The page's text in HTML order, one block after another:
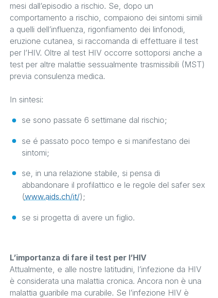
mesi dall’episodio a rischio. Se, dopo un
comportamento a rischio, compaiono dei sintomi simili
a quelli dell’influenza, rigonfiamento dei linfonodi,
eruzione cutanea, si raccomanda di effettuare il test
per l’HIV. Oltre al test HIV occorre sottoporsi anche a
test per altre malattie sessualmente trasmissibili (MST)
previa consulenza medica.
In sintesi:
se sono passate 6 settimane dal rischio;
se é passato poco tempo e si manifestano dei
sintomi;
se, in una relazione stabile, si pensa di
abbandonare il profilattico e le regole del safer sex
(www.aids.ch/it/);
se si progetta di avere un figlio.
L’importanza di fare il test per l’HIV
Attualmente, e alle nostre latitudini, l’infezione da HIV
è considerata una malattia cronica. Ancora non è una
malattia guaribile ma curabile. Se l’infezione HIV è